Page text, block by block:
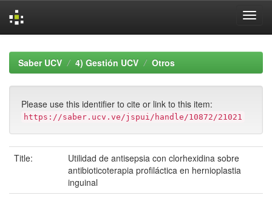
navigationSaber UCV 4) Gestión UCV Otros
Please use this identifier to cite or link to this item:
https://saber.ucv.ve/jspui/handle/10872/21021
Title:
Utilidad de antisepsia con clorhexidina sobre
antibioticoterapia profiláctica en hernioplastia
inguinal